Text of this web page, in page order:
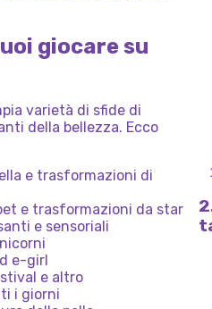
giocare su
varietà di sfide di
della bellezza. Ecco
e trasformazioni di
e trasformazioni da star
e sensoriali
e-girl
e altro
i giorni